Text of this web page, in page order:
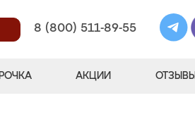
8 (800) 511-89-55
АКЦИИ ОТЗЫВЫ